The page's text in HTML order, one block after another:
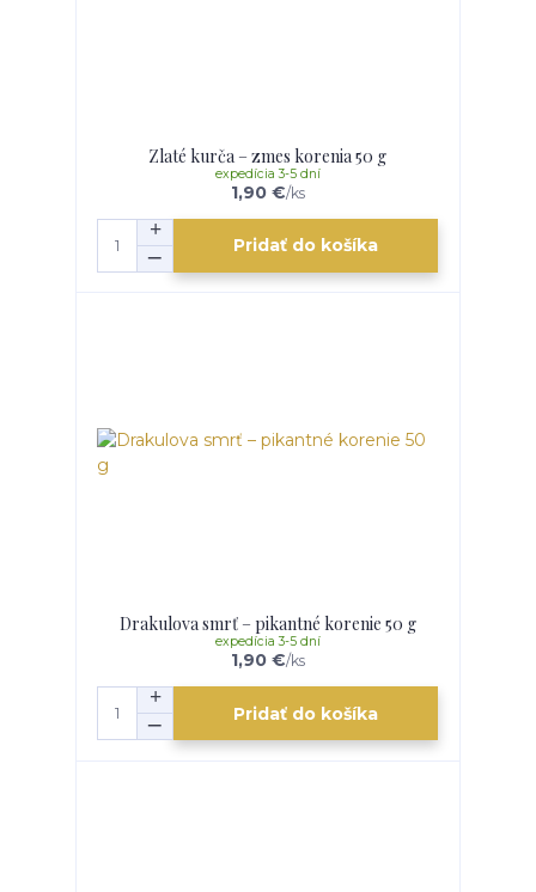
Zlaté kurča – zmes korenia 50 g
1,90 €/ks
expedícia 3-5 dní
Pridať do košíka
Drakulova smrť – pikantné korenie 50 g
1,90 €/ks
expedícia 3-5 dní
Pridať do košíka